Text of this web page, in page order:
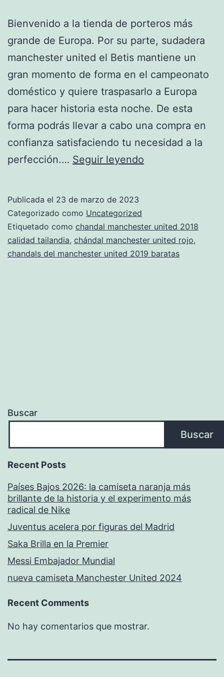
Bienvenido a la tienda de porteros más
grande de Europa. Por su parte, sudadera
manchester united el Betis mantiene un
gran momento de forma en el campeonato
doméstico y quiere traspasarlo a Europa
para hacer historia esta noche. De esta
forma podrás llevar a cabo una compra en
confianza satisfaciendo tu necesidad a la
perfección.… Seguir leyendo
manchester
united
2019
Publicada el 23 de marzo de 2023
Categorizado como Uncategorized
Etiquetado como chandal manchester united 2018
calidad tailandia, chándal manchester united rojo,
chandals del manchester united 2019 baratas
Buscar
Buscar
Recent Posts
Países Bajos 2026: la camiseta naranja más
brillante de la historia y el experimento más
radical de Nike
Juventus acelera por figuras del Madrid
Saka Brilla en la Premier
Messi Embajador Mundial
nueva camiseta Manchester United 2024
Recent Comments
No hay comentarios que mostrar.